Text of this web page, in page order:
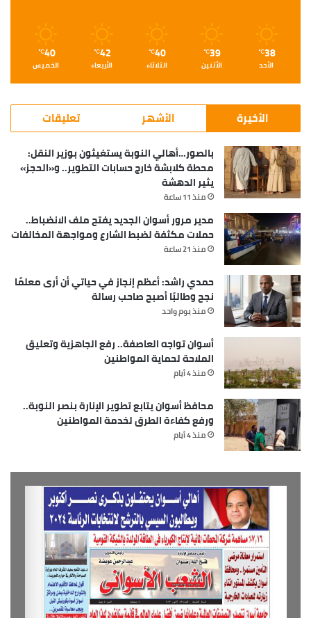
38
℃
الأحد
39
℃
الأثنين
40
℃
الثلاثاء
42
℃
الأربعاء
40
℃
الخميس
الأخيرة الأشهر تعليقات
بالصور…أهالي النوبة يستغيثون بوزير النقل:
محطة كلابشة خارج حسابات التطوير.. و«الحجز»
يثير الدهشة
منذ 11 ساعة
مدير مرور أسوان الجديد يفتح ملف الانضباط..
حملات مكثفة لضبط الشارع ومواجهة المخالفات
منذ 21 ساعة
حمدي راشد: أعظم إنجاز في حياتي أن أرى معلمًا
نجح وطالبًا أصبح صاحب رسالة
منذ يوم واحد
أسوان تواجه العاصفة.. رفع الجاهزية وتعليق
الملاحة لحماية المواطنين
منذ 4 أيام
محافظ أسوان يتابع تطوير الإنارة بنصر النوبة..
ورفع كفاءة الطرق لخدمة المواطنين
منذ 4 أيام